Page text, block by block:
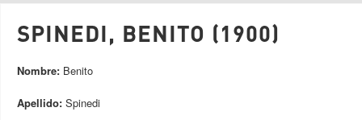
SPINEDI, BENITO (1900)
Nombre: Benito
Apellido: Spinedi